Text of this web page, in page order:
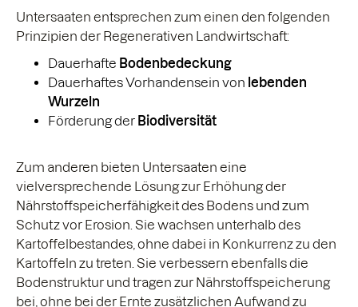
Untersaaten entsprechen zum einen den folgenden
Prinzipien der Regenerativen Landwirtschaft:
Dauerhafte Bodenbedeckung
Dauerhaftes Vorhandensein von lebenden
Wurzeln
Förderung der Biodiversität
Zum anderen bieten Untersaaten eine
vielversprechende Lösung zur Erhöhung der
Nährstoffspeicherfähigkeit des Bodens und zum
Schutz vor Erosion. Sie wachsen unterhalb des
Kartoffelbestandes, ohne dabei in Konkurrenz zu den
Kartoffeln zu treten. Sie verbessern ebenfalls die
Bodenstruktur und tragen zur Nährstoffspeicherung
bei, ohne bei der Ernte zusätzlichen Aufwand zu